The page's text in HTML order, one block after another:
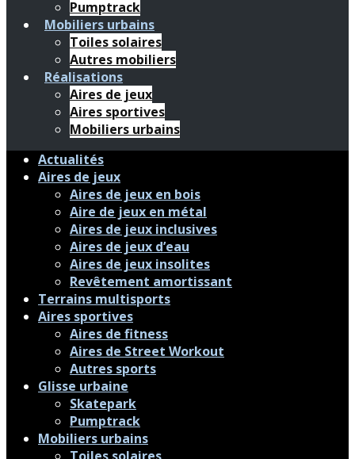
Pumptrack
Mobiliers urbains
Toiles solaires
Autres mobiliers
Réalisations
Aires de jeux
Aires sportives
Mobiliers urbains
Actualités
Aires de jeux
Aires de jeux en bois
Aire de jeux en métal
Aires de jeux inclusives
Aires de jeux d’eau
Aires de jeux insolites
Revêtement amortissant
Terrains multisports
Aires sportives
Aires de fitness
Aires de Street Workout
Autres sports
Glisse urbaine
Skatepark
Pumptrack
Mobiliers urbains